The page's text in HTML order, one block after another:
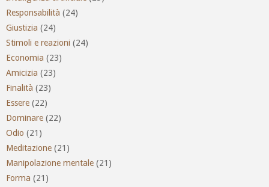
Responsabilità (24)
Giustizia (24)
Stimoli e reazioni (24)
Economia (23)
Amicizia (23)
Finalità (23)
Essere (22)
Dominare (22)
Odio (21)
Meditazione (21)
Manipolazione mentale (21)
Forma (21)